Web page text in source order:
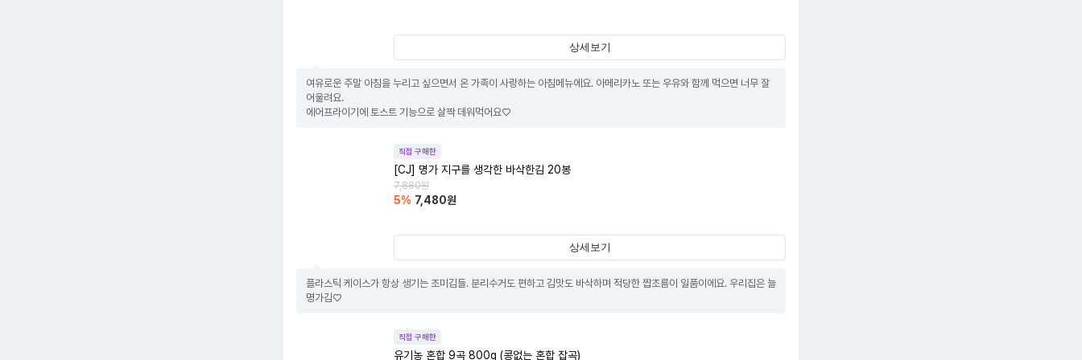
상세보기
여유로운 주말 아침을 누리고 싶으면서 온 가족이 사랑하는 아침메뉴에요. 아메리카노 또는 우유와 함께 먹으면 너무 잘
어울려요.
에어프라이기에 토스트 기능으로 살짝 데워먹어요♡
직접 구매한
[CJ] 명가 지구를 생각한 바삭한김 20봉
7,880원
5% 7,480원
상세보기
플라스틱 케이스가 항상 생기는 조미김들. 분리수거도 편하고 김맛도 바삭하며 적당한 짭조름이 일품이에요. 우리집은 늘
명가김♡
직접 구매한
유기농 혼합 9곡 800g (콩없는 혼합 잡곡)